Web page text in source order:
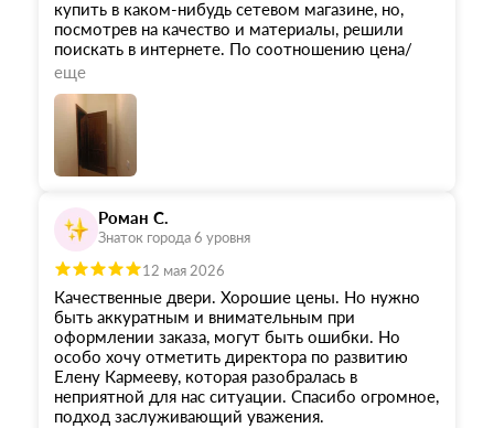
купить в каком-нибудь сетевом магазине, но,
посмотрев на качество и материалы, решили
поискать в интернете. По соотношению цена/
качество выбрали и заказали двери Ока из тех,
что были в наличии. Замер проёмов делал сам.
Заказ привезли чётко в срок. Монтажники -
Евгений и Алексей - за 6 часов установили 4
двери. Судя по набору инструментов, которые
они привезли с собой - профессионалы с
Из недостатков - чат в Вотсапе. Пишешь туда и
непонятно: то ли твоё сообщение прочитали, то
ли нет.
В целом могу рекомендовать!
еще
Роман С.
Знаток города 6 уровня
12 мая 2026
Качественные двери. Хорошие цены. Но нужно
быть аккуратным и внимательным при
оформлении заказа, могут быть ошибки. Но
особо хочу отметить директора по развитию
Елену Кармееву, которая разобралась в
неприятной для нас ситуации. Спасибо огромное,
подход заслуживающий уважения.